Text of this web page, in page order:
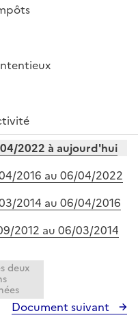
2022 à aujourd'hui
2016 au 06/04/2022
2014 au 06/04/2016
2012 au 06/03/2014
deux
Document suivant